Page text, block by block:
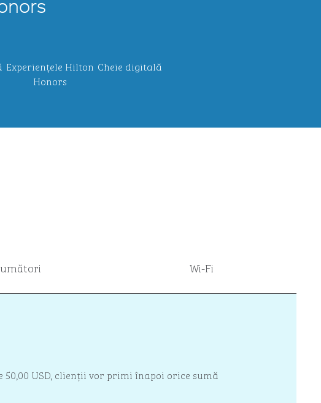
Experiențele Hilton
Honors
Cheie digitală
Wi-Fi
50,00 USD, clienții vor primi înapoi orice sumă